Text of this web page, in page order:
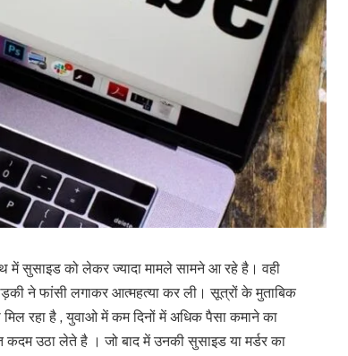
में सुसाइड को लेकर ज्यादा मामले सामने आ रहे है। वही
ने फांसी लगाकर आत्महत्या कर ली। सूत्रों के मुताबिक
रहा है , युवाओ में कम दिनों में अधिक पैसा कमाने का
उठा लेते है । जो बाद में उनकी सुसाइड या मर्डर का